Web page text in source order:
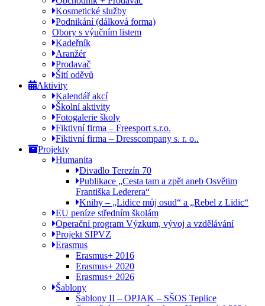
Kosmetické služby
Podnikání (dálková forma)
Obory s výučním listem
Kadeřník
Aranžér
Prodavač
Šití oděvů
Aktivity
Kalendář akcí
Školní aktivity
Fotogalerie školy
Fiktivní firma – Freesport s.r.o.
Fiktivní firma – Dresscompany s. r. o..
Projekty
Humanita
Divadlo Terezín 70
Publikace „Cesta tam a zpět aneb Osvětim
Františka Lederera“
Knihy – „Lidice můj osud“ a „Rebel z Lidic“
EU peníze středním školám
Operační program Výzkum, vývoj a vzdělávání
Projekt SIPVZ
Erasmus
Erasmus+ 2016
Erasmus+ 2020
Erasmus+ 2026
Šablony
Šablony II – OPJAK – SŠOS Teplice